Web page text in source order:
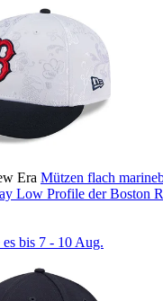
Era Mützen flach
Low Profile der Boston
bis 7 - 10 Aug.